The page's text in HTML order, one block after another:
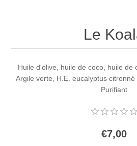
Le
Huile d'olive, huile de coco, huile de
Argile verte, H.E. eucalyptus
Purifiant
€7,00